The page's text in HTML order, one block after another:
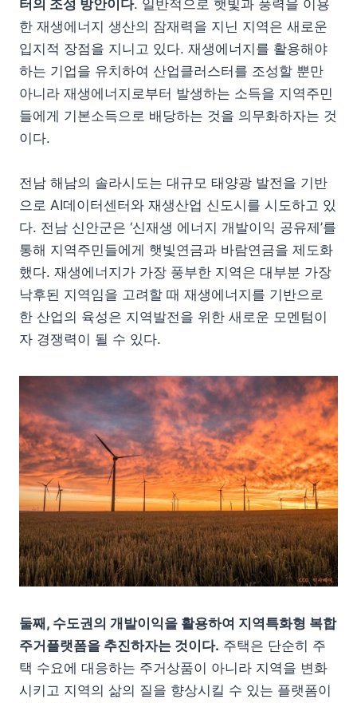
터의 조성 방안이다. 일반적으로 햇빛과 풍력을 이용
한 재생에너지 생산의 잠재력을 지닌 지역은 새로운
입지적 장점을 지니고 있다. 재생에너지를 활용해야
하는 기업을 유치하여 산업클러스터를 조성할 뿐만
아니라 재생에너지로부터 발생하는 소득을 지역주민
들에게 기본소득으로 배당하는 것을 의무화하자는 것
이다.
전남 해남의 솔라시도는 대규모 태양광 발전을 기반
으로 AI데이터센터와 재생산업 신도시를 시도하고 있
다. 전남 신안군은 ‘신재생 에너지 개발이익 공유제’를
통해 지역주민들에게 햇빛연금과 바람연금을 제도화
했다. 재생에너지가 가장 풍부한 지역은 대부분 가장
낙후된 지역임을 고려할 때 재생에너지를 기반으로
한 산업의 육성은 지역발전을 위한 새로운 모멘텀이
자 경쟁력이 될 수 있다.
둘째, 수도권의 개발이익을 활용하여 지역특화형 복합
주거플랫폼을 추진하자는 것이다. 주택은 단순히 주
택 수요에 대응하는 주거상품이 아니라 지역을 변화
시키고 지역의 삶의 질을 향상시킬 수 있는 플랫폼이